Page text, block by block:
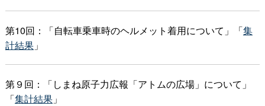
第10回：「自転車乗車時のヘルメット着用について」「集
計結果」
第９回：「しまね原子力広報「アトムの広場」について」
「集計結果」